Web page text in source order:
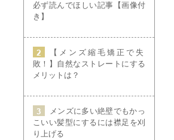
必ず読んでほしい記事【画像付
き】
【メンズ縮毛矯正で失
敗！】自然なストレートにする
メリットは？
メンズに多い絶壁でもかっ
こいい髪型にするには襟足を刈
り上げる